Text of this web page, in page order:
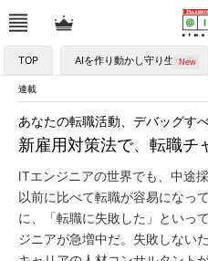
TOP AIを作り動かし守り生かす
連載
新雇用対策法で、転職チ
あなたの転職活動、デバッグすべ
ITエンジニアの世界でも、中途
以前に比べて転職が容易になっ
に、「転職に失敗した」といっ
ジニアが急増中だ。失敗しない